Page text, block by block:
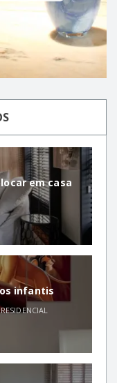
em casa
infantis
RESIDENCIAL